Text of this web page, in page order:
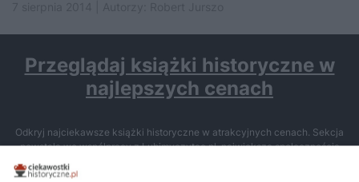
Przeglądaj książki historyczne w
najlepszych cenach
Odkryj najciekawsze książki historyczne w atrakcyjnych cenach. Sekcja
powstała we współpracy z Lubimyczytac.pl, największą społecznością
miłośników literatury w Polsce – dzięki temu możesz wybierać spośród
tytułów najwyżej ocenianych przez czytelników.